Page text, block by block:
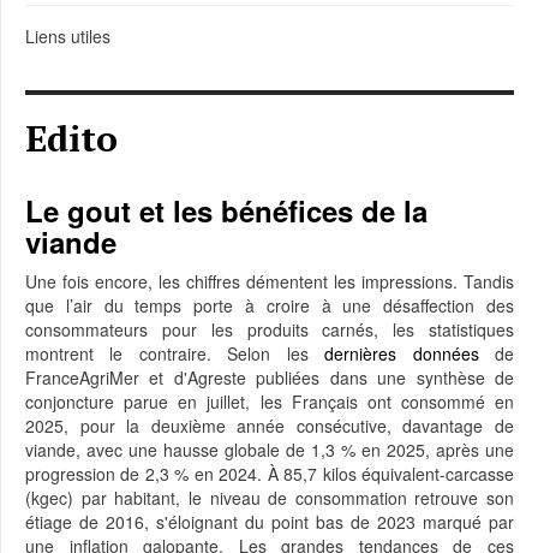
Liens utiles
Edito
Le gout et les bénéfices de la
viande
Une fois encore, les chiffres démentent les impressions. Tandis
que l’air du temps porte à croire à une désaffection des
consommateurs pour les produits carnés, les statistiques
montrent le contraire. Selon lesdernières donnéesde
FranceAgriMer et d'Agreste publiées dans une synthèse de
conjoncture parue en juillet, les Français ont consommé en
2025, pour la deuxième année consécutive, davantage de
viande, avec une hausse globale de 1,3 % en 2025, après une
progression de 2,3 % en 2024. À 85,7 kilos équivalent-carcasse
(kgec) par habitant, le niveau de consommation retrouve son
étiage de 2016, s'éloignant du point bas de 2023 marqué par
une inflation galopante. Les grandes tendances de ces